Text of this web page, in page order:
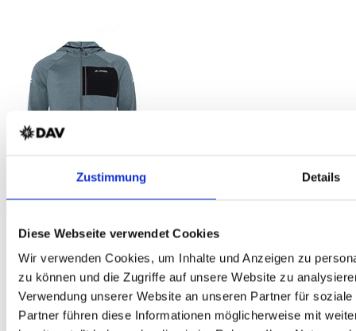
Zustimmung Details
Diese Webseite verwendet Cookies
Wir verwenden Cookies, um Inhalte und Anzeigen zu
zu können und die Zugriffe auf unsere Website zu
Verwendung unserer Website an unseren Partner für
Partner führen diese Informationen möglicherweise mit
Service
Über Uns
Mein Konto
FAQ